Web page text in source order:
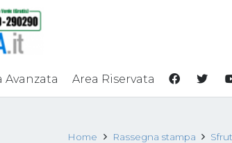
Avanzata Area Riservata
Home Rassegna stampa